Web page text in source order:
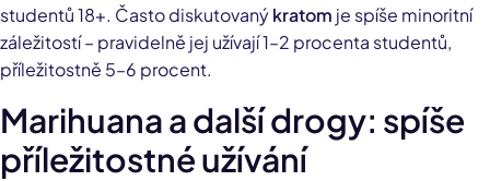
studentů 18+. Často diskutovanýkratom je spíše minoritní
záležitostí – pravidelně jej užívají 1–2 procenta studentů,
příležitostně 5–6 procent.
Marihuana a další drogy: spíše
příležitostné užívání